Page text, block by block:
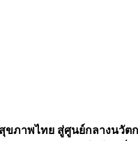
ขภาพไทย สู่ศูนย์กลางนวัต